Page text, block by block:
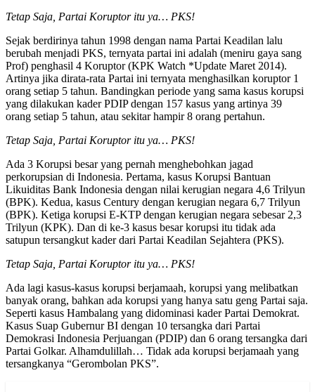
Tetap Saja, Partai Koruptor itu ya… PKS!
Sejak berdirinya tahun 1998 dengan nama Partai Keadilan lalu
berubah menjadi PKS, ternyata partai ini adalah (meniru gaya sang
Prof) penghasil 4 Koruptor (KPK Watch *Update Maret 2014).
Artinya jika dirata-rata Partai ini ternyata menghasilkan koruptor 1
orang setiap 5 tahun. Bandingkan periode yang sama kasus korupsi
yang dilakukan kader PDIP dengan 157 kasus yang artinya 39
orang setiap 5 tahun, atau sekitar hampir 8 orang pertahun.
Tetap Saja, Partai Koruptor itu ya… PKS!
Ada 3 Korupsi besar yang pernah menghebohkan jagad
perkorupsian di Indonesia. Pertama, kasus Korupsi Bantuan
Likuiditas Bank Indonesia dengan nilai kerugian negara 4,6 Trilyun
(BPK). Kedua, kasus Century dengan kerugian negara 6,7 Trilyun
(BPK). Ketiga korupsi E-KTP dengan kerugian negara sebesar 2,3
Trilyun (KPK). Dan di ke-3 kasus besar korupsi itu tidak ada
satupun tersangkut kader dari Partai Keadilan Sejahtera (PKS).
Tetap Saja, Partai Koruptor itu ya… PKS!
Ada lagi kasus-kasus korupsi berjamaah, korupsi yang melibatkan
banyak orang, bahkan ada korupsi yang hanya satu geng Partai saja.
Seperti kasus Hambalang yang didominasi kader Partai Demokrat.
Kasus Suap Gubernur BI dengan 10 tersangka dari Partai
Demokrasi Indonesia Perjuangan (PDIP) dan 6 orang tersangka dari
Partai Golkar. Alhamdulillah… Tidak ada korupsi berjamaah yang
tersangkanya “Gerombolan PKS”.